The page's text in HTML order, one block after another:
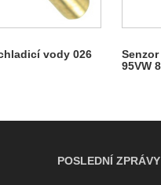
vody 026
95VW
POSLEDNÍ ZPRÁVY